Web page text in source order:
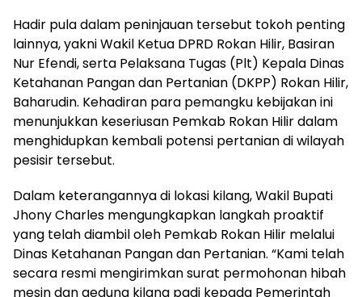
Hadir pula dalam peninjauan tersebut tokoh penting
lainnya, yakni Wakil Ketua DPRD Rokan Hilir, Basiran
Nur Efendi, serta Pelaksana Tugas (Plt) Kepala Dinas
Ketahanan Pangan dan Pertanian (DKPP) Rokan Hilir,
Baharudin. Kehadiran para pemangku kebijakan ini
menunjukkan keseriusan Pemkab Rokan Hilir dalam
menghidupkan kembali potensi pertanian di wilayah
pesisir tersebut.
Dalam keterangannya di lokasi kilang, Wakil Bupati
Jhony Charles mengungkapkan langkah proaktif
yang telah diambil oleh Pemkab Rokan Hilir melalui
Dinas Ketahanan Pangan dan Pertanian. “Kami telah
secara resmi mengirimkan surat permohonan hibah
mesin dan gedung kilang padi kepada Pemerintah